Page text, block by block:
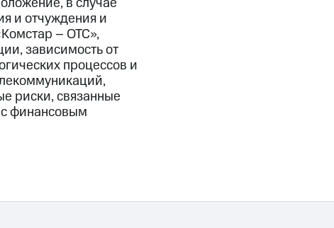
и отчуждения и
– ОТС»,
зависимость от
процессов и
риски, связанные
с финансовым